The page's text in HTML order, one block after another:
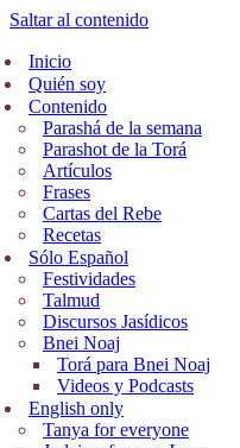
Saltar al contenido
Inicio
Quién soy
Contenido
Parashá de la semana
Parashot de la Torá
Artículos
Frases
Cartas del Rebe
Recetas
Sólo Español
Festividades
Talmud
Discursos Jasídicos
Bnei Noaj
Torá para Bnei Noaj
Videos y Podcasts
English only
Tanya for everyone